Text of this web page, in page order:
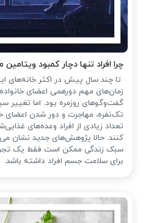
چرا افراد تنها دچار کمبود
تا چند سال پیش در اکثر خانه‌های
زمان‌های مهم دورهمی اعضای
گفت‌وگوهای روزمره بود. اما تغییر
تک‌نفره، مهاجرت و دور شدن اعضای
تعداد زیادی از افراد وعده‌های
کنند. حالا پژوهش‌های جدید نشان
سبک زندگی ممکن است فقط یک
برای سلامت جسم افراد داشته باشد.